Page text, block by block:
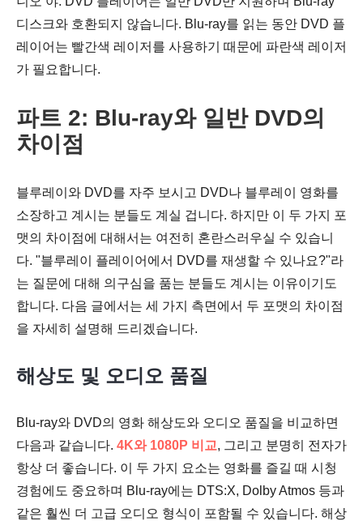
디스크와 호환되지 않습니다. Blu-ray를 읽는 동안 DVD 플
레이어는 빨간색 레이저를 사용하기 때문에 파란색 레이저
가 필요합니다.
파트 2: Blu-ray와 일반 DVD의
차이점
블루레이와 DVD를 자주 보시고 DVD나 블루레이 영화를
소장하고 계시는 분들도 계실 겁니다. 하지만 이 두 가지 포
맷의 차이점에 대해서는 여전히 혼란스러우실 수 있습니
다. "블루레이 플레이어에서 DVD를 재생할 수 있나요?"라
는 질문에 대해 의구심을 품는 분들도 계시는 이유이기도
합니다. 다음 글에서는 세 가지 측면에서 두 포맷의 차이점
을 자세히 설명해 드리겠습니다.
해상도 및 오디오 품질
Blu-ray와 DVD의 영화 해상도와 오디오 품질을 비교하면
다음과 같습니다. 4K와 1080P 비교, 그리고 분명히 전자가
항상 더 좋습니다. 이 두 가지 요소는 영화를 즐길 때 시청
경험에도 중요하며 Blu-ray에는 DTS:X, Dolby Atmos 등과
같은 훨씬 더 고급 오디오 형식이 포함될 수 있습니다. 해상